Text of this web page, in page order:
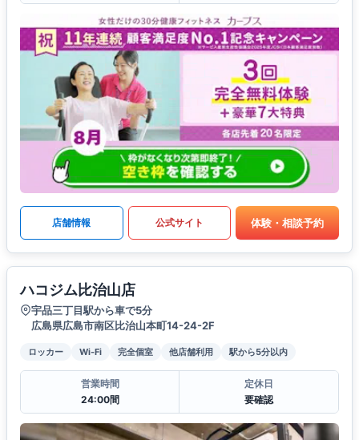
店舗情報 公式サイト 体験・相談予約
ハコジム比治山店
宇品三丁目駅から車で5分
広島県広島市南区比治山本町14-24-2F
ロッカー Wi-Fi 完全個室 他店舗利用 駅から5分以内
営業時間
24:00間
定休日
要確認